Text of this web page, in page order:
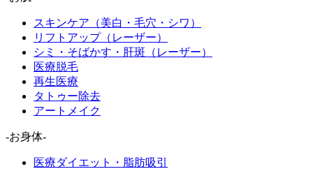
スキンケア（美白・毛穴・シワ）
リフトアップ（レーザー）
シミ・そばかす・肝斑（レーザー）
医療脱毛
再生医療
タトゥー除去
アートメイク
-お身体-
医療ダイエット・脂肪吸引